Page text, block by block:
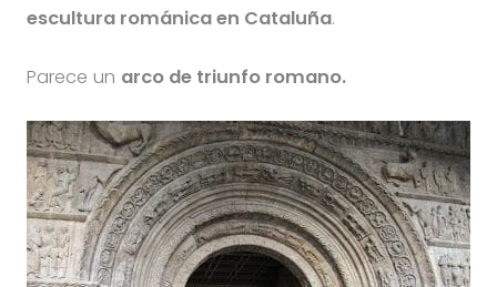
escultura románica en Cataluña.
Parece un arco de triunfo romano.